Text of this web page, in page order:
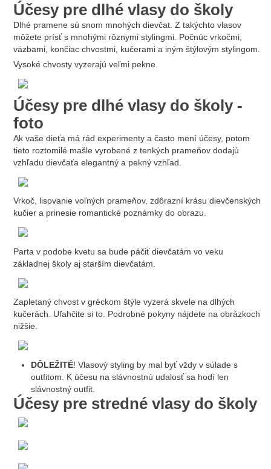
Účesy pre dlhé vlasy do školy
Dlhé pramene sú snom mnohých dievčat. Z takýchto vlasov
môžete prísť s mnohými rôznymi stylingmi. Počnúc vrkočmi,
väzbami, končiac chvostmi, kučerami a iným štýlovým stylingom.
Vysoké chvosty vyzerajú veľmi pekne.
Účesy pre dlhé vlasy do školy -
foto
Ak vaše dieťa má rád experimenty a často mení účesy, potom
tieto roztomilé mašle vyrobené z tenkých prameňov dodajú
vzhľadu dievčaťa elegantný a pekný vzhľad.
Vrkoč, lisovanie voľných prameňov, zdôrazní krásu dievčenských
kučier a prinesie romantické poznámky do obrazu.
Parta v podobe kvetu sa bude páčiť dievčatám vo veku
základnej školy aj starším dievčatám.
Zapletaný chvost v gréckom štýle vyzerá skvele na dlhých
kučerách. Uľahčite si to. Podrobné pokyny nájdete na obrázkoch
nižšie.
DÔLEŽITÉ! Vlasový styling by mal byť vždy v súlade s
outfitom. K účesu na slávnostnú udalosť sa hodí len
slávnostný outfit.
Účesy pre stredné vlasy do školy